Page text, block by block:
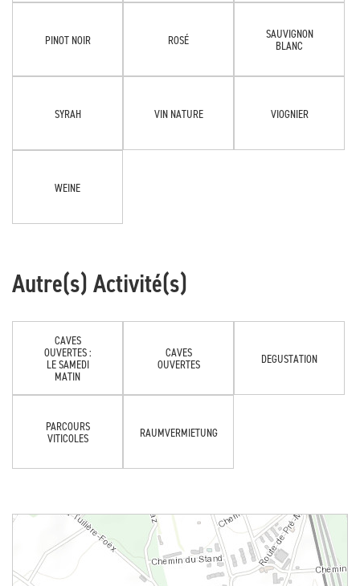
PINOT NOIR ROSÉ
SAUVIGNON
BLANC
SYRAH VIN NATURE VIOGNIER
WEINE
Autre(s) Activité(s)
CAVES
OUVERTES :
LE SAMEDI
MATIN
CAVES
OUVERTES
DEGUSTATION
PARCOURS
VITICOLES
RAUMVERMIETUNG